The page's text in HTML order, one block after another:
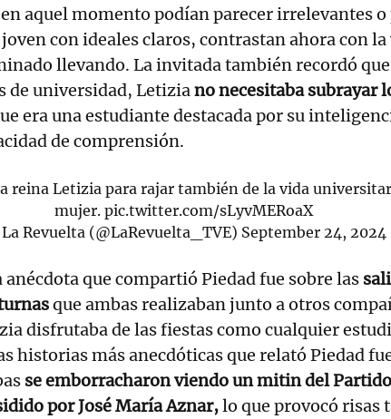
aquel momento podían parecer irrelevantes o
con ideales claros, contrastan ahora con la
llevando. La invitada también recordó
de universidad, Letiziano necesitaba subrayar
era una estudiante destacada por su
de comprensión.
reina Letizia para rajar también de la vida
mujer. pic.twitter.com/sLyvMERoaX
Revuelta (@LaRevuelta_TVE) September 24, 2024
anécdota que compartió Piedad fue sobre las
que ambas realizaban junto a otros
disfrutaba de las fiestas como cualquier
historias más anecdóticas que relató Piedad
se emborracharon viendo un mitin del
por José María Aznar,lo que provocó risas